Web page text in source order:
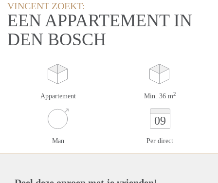
VINCENT ZOEKT:
EEN APPARTEMENT IN
DEN BOSCH
Appartement Min. 36 m2
Man
09
Per direct